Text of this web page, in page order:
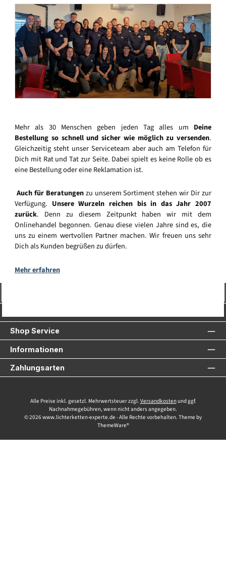
Mehr als 30 Menschen geben jeden Tag alles um Deine
Bestellung so schnell und sicher wie möglich zu versenden.
Gleichzeitig steht unser Serviceteam aber auch am Telefon für
Dich mit Rat und Tat zur Seite. Dabei spielt es keine Rolle ob es
eine Bestellung oder eine Reklamation ist.
Auch für Beratungenzu unserem Sortiment stehen wir Dir zur
Verfügung. Unsere Wurzeln reichen bis in das Jahr 2007
zurück. Denn zu diesem Zeitpunkt haben wir mit dem
Onlinehandel begonnen. Genau diese vielen Jahre sind es, die
uns zu einem wertvollen Partner machen. Wir freuen uns sehr
Dich als Kunden begrüßen zu dürfen.
Mehr erfahren
Shop Service
Informationen
Zahlungsarten
Alle Preise inkl. gesetzl. Mehrwertsteuer zzgl. Versandkostenund ggf.
Nachnahmegebühren, wenn nicht anders angegeben.
© 2026 www.lichterketten-experte.de - Alle Rechte vorbehalten. Theme by
ThemeWare®